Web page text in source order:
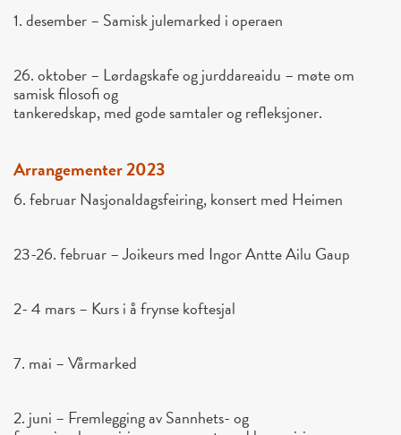
1. desember – Samisk julemarked i operaen
26. oktober – Lørdagskafe og jurddareaidu – møte om
samisk filosofi og
tankeredskap, med gode samtaler og refleksjoner.
Arrangementer 2023
6. februar Nasjonaldagsfeiring, konsert med Heimen
23-26. februar – Joikeurs med Ingor Antte Ailu Gaup
2- 4 mars – Kurs i å frynse koftesjal
7. mai – Vårmarked
2. juni – Fremlegging av Sannhets- og